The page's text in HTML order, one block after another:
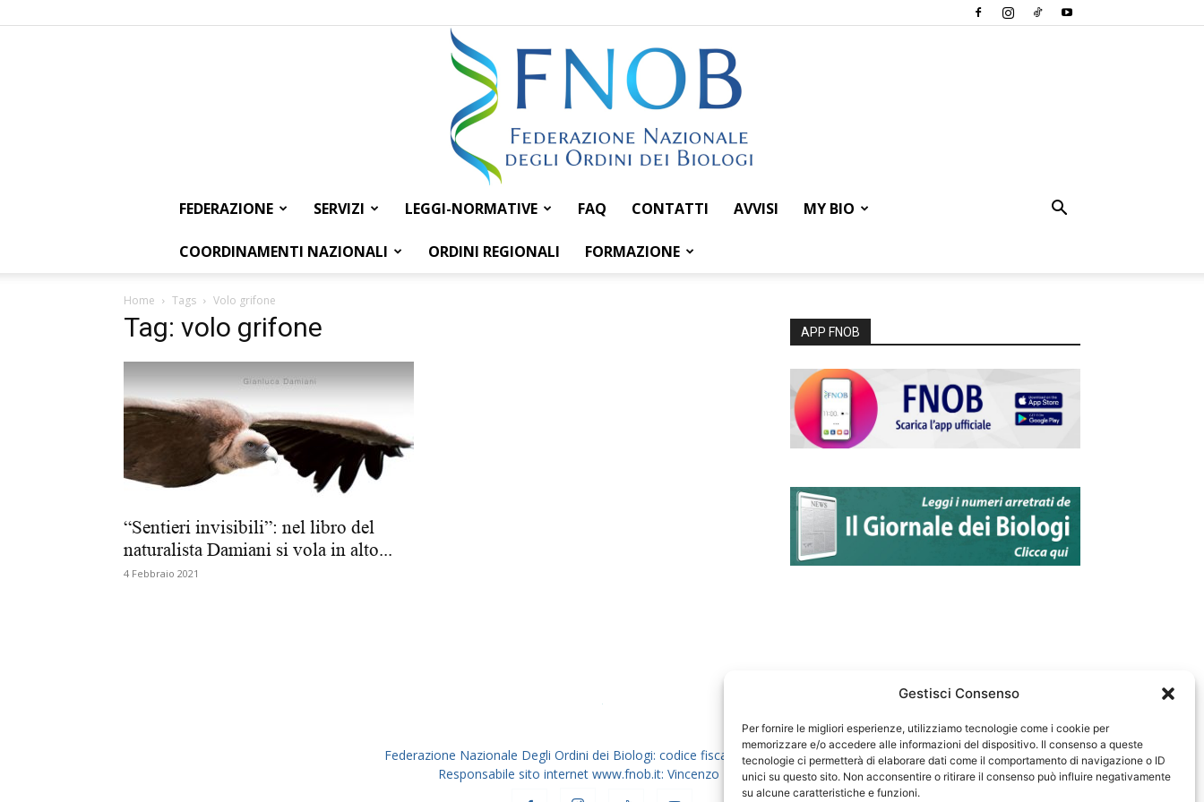
Gestisci Consenso
Per fornire le migliori esperienze, utilizziamo tecnologie come i cookie per
memorizzare e/o accedere alle informazioni del dispositivo. Il consenso a queste
tecnologie ci permetterà di elaborare dati come il comportamento di navigazione o ID
unici su questo sito. Non acconsentire o ritirare il consenso può influire negativamente
su alcune caratteristiche e funzioni.
Federazione
dei
FEDERAZIONE SERVIZI LEGGI-NORMATIVE FAQ CONTATTI AVVISI MY BIO
COORDINAMENTI NAZIONALI ORDINI REGIONALI FORMAZIONE
Home Tags Volo grifone
Tag: volo grifone
“Sentieri invisibili”: nel libro del
naturalista Damiani si vola in alto...
4 Febbraio 2021
APP FNOB
Federazione Nazionale Degli Ordini dei Biologi: codice fiscale 80069130583
Responsabile sito internet www.fnob.it: Vincenzo D'Anna